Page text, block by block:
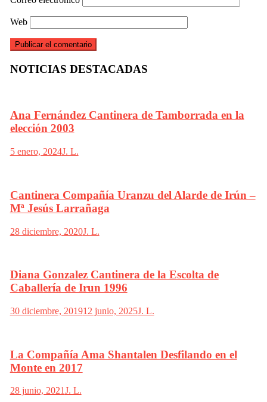
Web
NOTICIAS DESTACADAS
Ana Fernández Cantinera de Tamborrada en la
elección 2003
5 enero, 2024J. L.
Cantinera Compañía Uranzu del Alarde de Irún –
Mª Jesús Larrañaga
28 diciembre, 2020J. L.
Diana Gonzalez Cantinera de la Escolta de
Caballería de Irun 1996
30 diciembre, 201912 junio, 2025J. L.
La Compañía Ama Shantalen Desfilando en el
Monte en 2017
28 junio, 2021J. L.